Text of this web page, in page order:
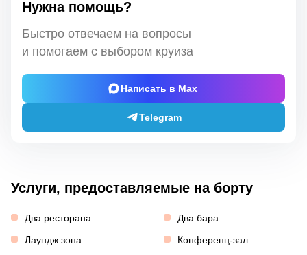
Нужна помощь?
Быстро отвечаем на вопросы
и помогаем с выбором круиза
Написать в Max
Telegram
Услуги, предоставляемые на борту
Два ресторана
Два бара
Лаундж зона
Конференц-зал